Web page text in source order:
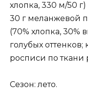
хлопка, 330 м/50
30 г меланжевой
(70% хлопка, 30%
голубых
росписи по ткани
Сезон: лето.